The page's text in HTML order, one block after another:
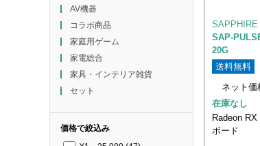
AV機器
コラボ商品
家庭用ゲーム
家電総合
家具・インテリア雑貨
セット
価格で絞込み
SAPPHIRE
SAP-
20G
送料無料
ネット価
在庫なし
Radeon
ボード